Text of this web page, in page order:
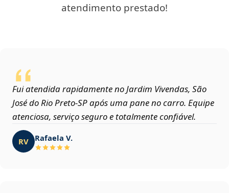
atendimento prestado!
Fui atendida rapidamente no Jardim Vivendas, São
José do Rio Preto‑SP após uma pane no carro. Equipe
atenciosa, serviço seguro e totalmente confiável.
RV Rafaela V.